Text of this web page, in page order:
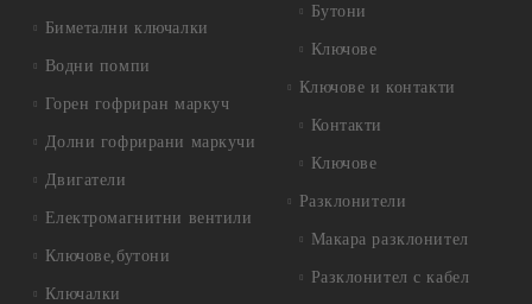
Биметални ключалки
Водни помпи
Горен гофриран маркуч
Долни гофрирани маркучи
Двигатели
Електромагнитни вентили
Ключове,бутони
Ключалки
Бутони
Ключове
Ключове и контакти
Контакти
Ключове
Разклонители
Макара разклонител
Разклонител с кабел